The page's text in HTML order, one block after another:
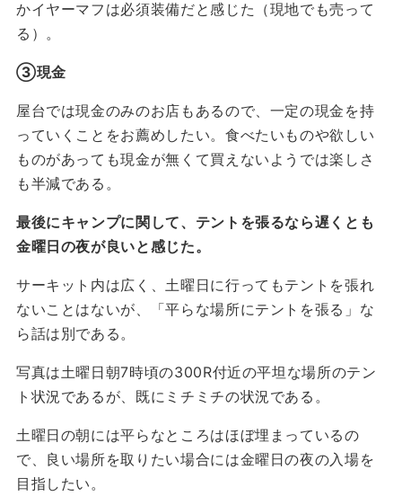
かイヤーマフは必須装備だと感じた（現地でも売って
る）。
③現金
屋台では現金のみのお店もあるので、一定の現金を持
っていくことをお薦めしたい。食べたいものや欲しい
ものがあっても現金が無くて買えないようでは楽しさ
も半減である。
最後にキャンプに関して、テントを張るなら遅くとも
金曜日の夜が良いと感じた。
サーキット内は広く、土曜日に行ってもテントを張れ
ないことはないが、「平らな場所にテントを張る」な
ら話は別である。
写真は土曜日朝7時頃の300R付近の平坦な場所のテン
ト状況であるが、既にミチミチの状況である。
土曜日の朝には平らなところはほぼ埋まっているの
で、良い場所を取りたい場合には金曜日の夜の入場を
目指したい。